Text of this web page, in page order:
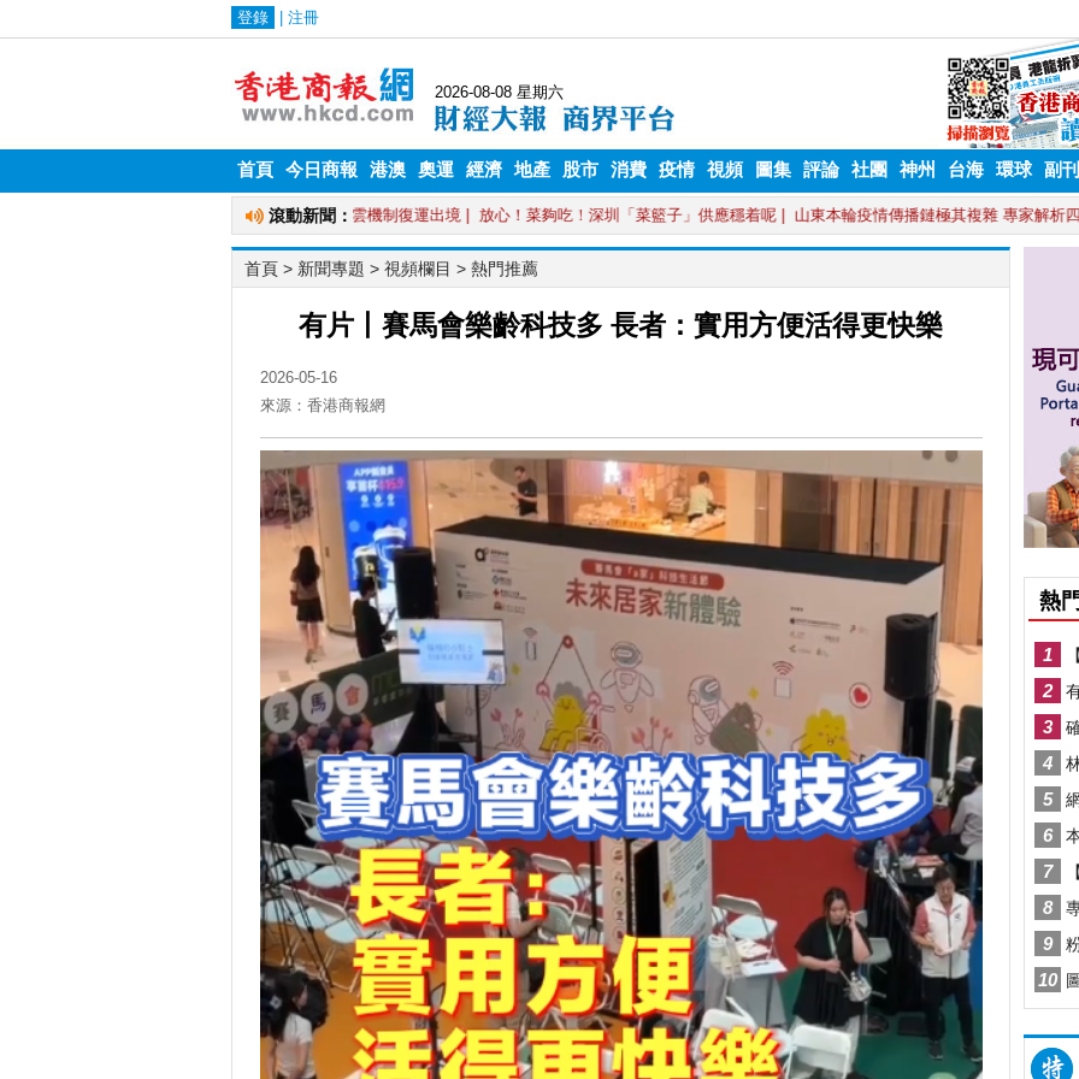
首頁 今日商報 港澳 奧運 經濟 地產 股市 消費 疫情 視頻 圖集 評論 社團 神州 台海 環球 副刊
首頁 > 新聞專題 > 視頻欄目 > 熱門推薦
有片丨賽馬會樂齡科技多 長者：實用方便活得更快樂
2026-05-16
來源：香港商報網